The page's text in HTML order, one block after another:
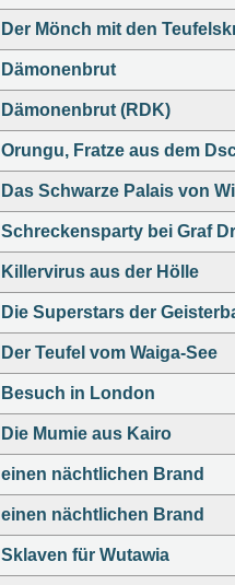
Der Mönch mit den
Dämonenbrut
Dämonenbrut (RDK)
Orungu, Fratze aus dem
Das Schwarze Palais von
Schreckensparty bei Graf
Killervirus aus der Hölle
Die Superstars der
Der Teufel vom Waiga-See
Besuch in London
Die Mumie aus Kairo
einen nächtlichen Brand
einen nächtlichen Brand
Sklaven für Wutawia